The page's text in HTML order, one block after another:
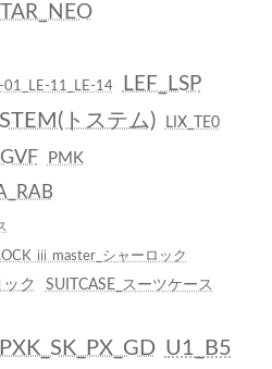
01_LE-11_LE-14 LEF_LSP
トステム) LIX_TE0
PMK
ⅲ master_シャーロック
ク
SUITCASE_スーツケース
U1_B5